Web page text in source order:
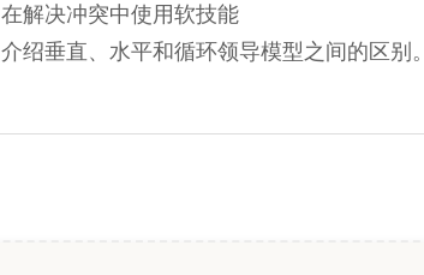
在解决冲突中使用软技能
介绍垂直、水平和循环领导模型之间的区别。